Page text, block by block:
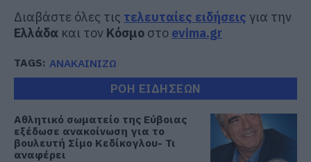
Διαβάστε όλες τις τελευταίες ειδήσεις για την
Ελλάδα και τον Κόσμο στο evima.gr
TAGS: ΑΝΑΚΑΙΝΙΖΩ
ΡΟΗ ΕΙΔΗΣΕΩΝ
Αθλητικό σωματείο της Εύβοιας
εξέδωσε ανακοίνωση για το
βουλευτή Σίμο Κεδίκογλου- Τι
αναφέρει